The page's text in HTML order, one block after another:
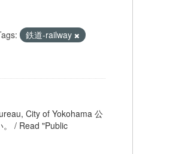
鉄道-railway
City of Yokohama 公
。 / Read "Public